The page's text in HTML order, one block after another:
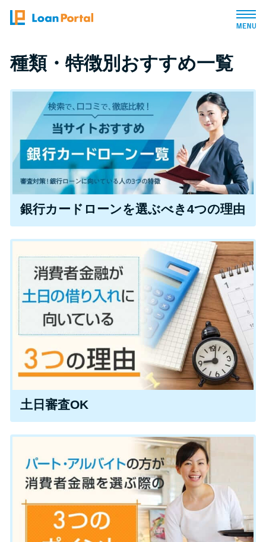
トップページ
おすすめコンテンツ
総合人気ランキング
とにかくすぐ借りたい方向け
バレずに借りたい方向け
審査が不安な方向け
便利なコンテンツ
カードローン診断
カードローンQ&A
特集ページ
リボ払いをそのまま払いきると
損！
カードローンの見直しで40万円
得した話
最速！最短40分で借りられるカ
ードローン
種類・特徴別おすすめ一覧
銀行カードローンを選ぶべき4つの理由
土日審査OK